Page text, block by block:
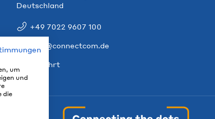
Deutschland
+49 7022 9607 100
info@connectcom.de
Anfahrt
um
und
die